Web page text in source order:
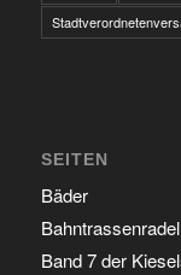
SEITEN
Bäder
Band 7 der